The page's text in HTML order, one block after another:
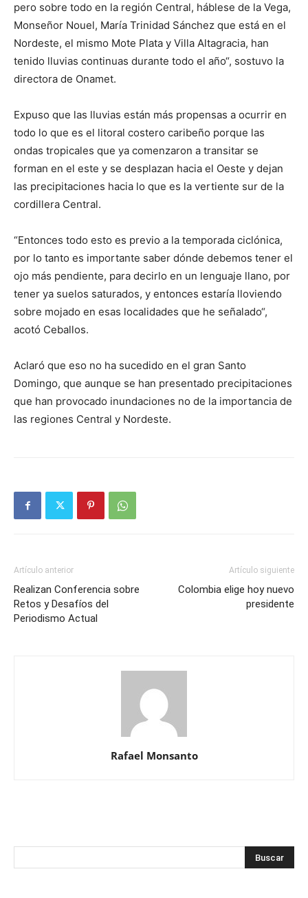
pero sobre todo en la región Central, háblese de la Vega,
Monseñor Nouel, María Trinidad Sánchez que está en el
Nordeste, el mismo Mote Plata y Villa Altagracia, han
tenido lluvias continuas durante todo el año“, sostuvo la
directora de Onamet.
Expuso que las lluvias están más propensas a ocurrir en
todo lo que es el litoral costero caribeño porque las
ondas tropicales que ya comenzaron a transitar se
forman en el este y se desplazan hacia el Oeste y dejan
las precipitaciones hacia lo que es la vertiente sur de la
cordillera Central.
“Entonces todo esto es previo a la temporada ciclónica,
por lo tanto es importante saber dónde debemos tener el
ojo más pendiente, para decirlo en un lenguaje llano, por
tener ya suelos saturados, y entonces estaría lloviendo
sobre mojado en esas localidades que he señalado“,
acotó Ceballos.
Aclaró que eso no ha sucedido en el gran Santo
Domingo, que aunque se han presentado precipitaciones
que han provocado inundaciones no de la importancia de
las regiones Central y Nordeste.
Artículo anterior
Realizan Conferencia sobre
Retos y Desafíos del
Periodismo Actual
Artículo siguiente
Colombia elige hoy nuevo
presidente
Rafael Monsanto